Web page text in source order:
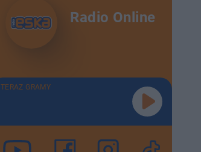
Radio Online
TERAZ GRAMY